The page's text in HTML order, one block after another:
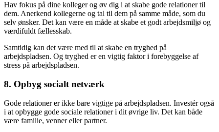
Hav fokus på dine kolleger og øv dig i at skabe gode relationer til
dem. Anerkend kollegerne og tal til dem på samme måde, som du
selv ønsker. Det kan være en måde at skabe et godt arbejdsmiljø og
værdifuldt fællesskab.
Samtidig kan det være med til at skabe en tryghed på
arbejdspladsen. Og tryghed er en vigtig faktor i forebyggelse af
stress på arbejdspladsen.
8. Opbyg socialt netværk
Gode relationer er ikke bare vigtige på arbejdspladsen. Investér også
i at opbygge gode sociale relationer i dit øvrige liv. Det kan både
være familie, venner eller partner.